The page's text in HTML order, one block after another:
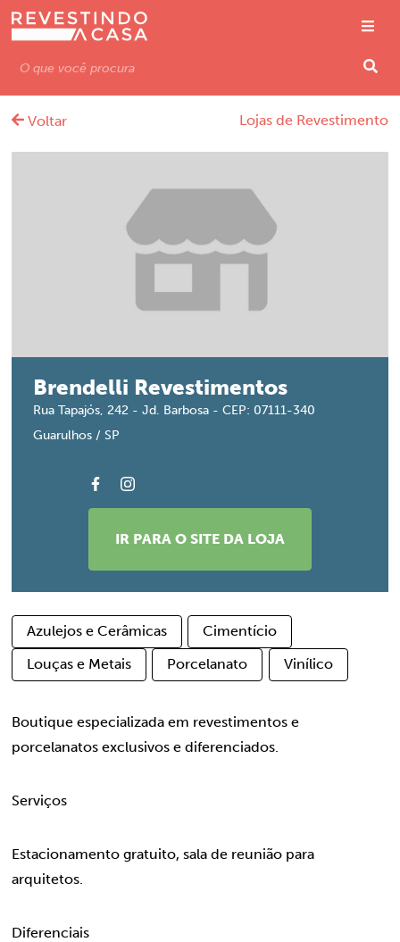
Voltar Lojas de Revestimento
Brendelli Revestimentos
Rua Tapajós, 242 - Jd. Barbosa - CEP: 07111-340
Guarulhos / SP
IR PARA O SITE DA LOJA
Azulejos e Cerâmicas
Cimentício
Louças e Metais
Porcelanato Vinílico
Boutique especializada em revestimentos e
porcelanatos exclusivos e diferenciados.
Serviços
Estacionamento gratuito, sala de reunião para
arquitetos.
Diferenciais